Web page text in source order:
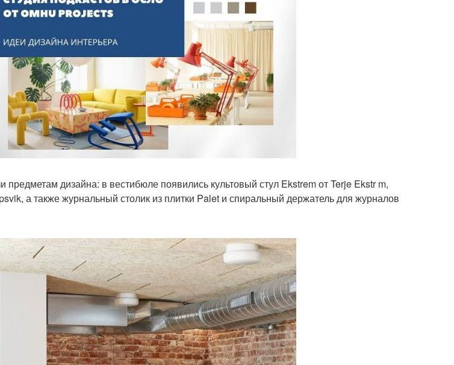
дизайна: в вестибюле появились культовый стул Ekstrem от Terje Ekstr m,
а также журнальный столик из плитки Palet и спиральный держатель для журналов